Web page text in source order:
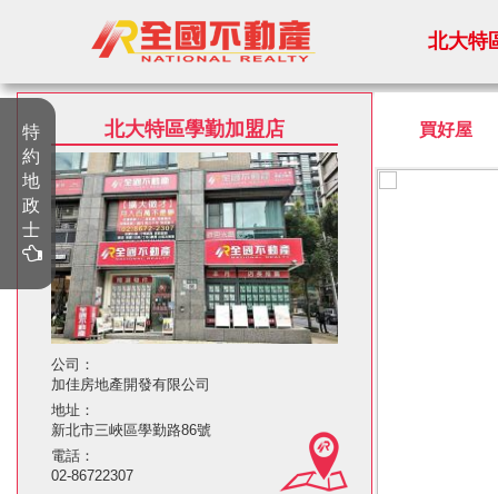
北大特
北大特區學勤加盟店
公司：
加佳房地產開發有限公司
地址：
新北市三峽區學勤路86號
電話：
02-86722307
買好屋
特
約
地
政
士
地政相關服務諮詢
佳昌地政士聯盟事務所
02-23618811
道明地政士聯盟事務所
02-25502366
文鼎地政士聯盟事務所
02-25060199
黃瑞玉地政士聯盟事務所
02-25786536